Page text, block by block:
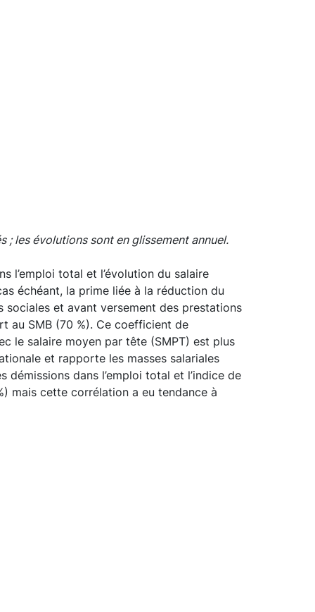
; les évolutions sont en glissement annuel.
l’emploi total et l’évolution du salaire
échéant, la prime liée à la réduction du
sociales et avant versement des prestations
au SMB (70 %). Ce coefficient de
le salaire moyen par tête (SMPT) est plus
et rapporte les masses salariales
démissions dans l’emploi total et l’indice de
mais cette corrélation a eu tendance à